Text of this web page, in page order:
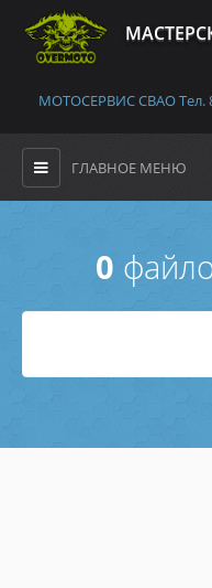
МОТОСЕРВИС СВАО Тел.
ГЛАВНОЕ МЕНЮ
0